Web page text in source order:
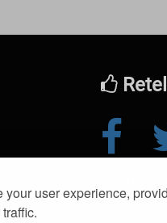
user experience,
© 2016-